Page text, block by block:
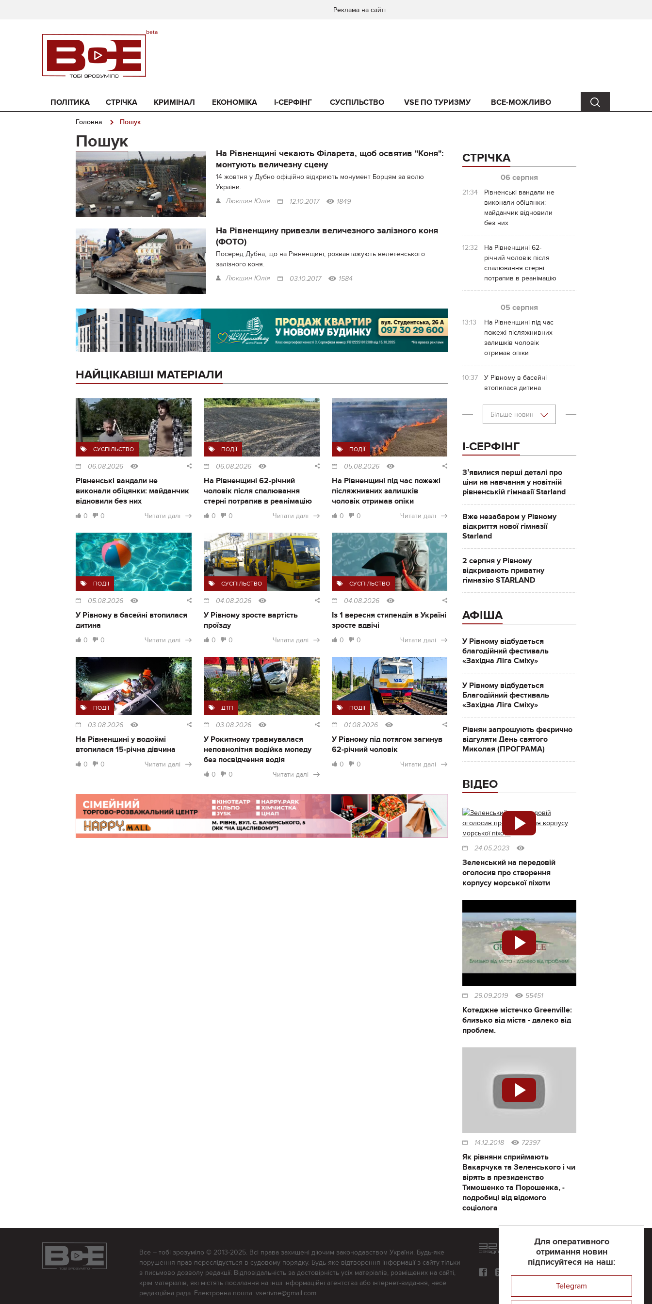
Реклама на сайті
ПОЛІТИКА СТРІЧКА КРИМІНАЛ ЕКОНОМІКА I-СЕРФІНГ СУСПІЛЬСТВО VSE ПО ТУРИЗМУ ВСЕ-МОЖЛИВО
Головна Пошук
Пошук
На Рівненщині чекають Філарета, щоб освятив "Коня":
монтують величезну сцену
14 жовтня у Дубно офіційно відкриють монумент Борцям за волю
України.
Люкшин Юлія 12.10.2017 1849
На Рівненщину привезли величезного залізного коня
(ФОТО)
Посеред Дубна, що на Рівненщині, розвантажують велетенського
залізного коня.
Люкшин Юлія 03.10.2017 1584
НАЙЦІКАВІШІ МАТЕРІАЛИ
СУСПІЛЬСТВО
06.08.2026
Рівненські вандали не
виконали обіцянки: майданчик
відновили без них
0 0 Читати далі
ПОДІЇ
06.08.2026
На Рівненщині 62-річний
чоловік після спалювання
стерні потрапив в реанімацію
0 0 Читати далі
ПОДІЇ
05.08.2026
На Рівненщині під час пожежі
післяжнивних залишків
чоловік отримав опіки
0 0 Читати далі
ПОДІЇ
05.08.2026
У Рівному в басейні втопилася
дитина
0 0 Читати далі
СУСПІЛЬСТВО
04.08.2026
У Рівному зросте вартість
проїзду
0 0 Читати далі
СУСПІЛЬСТВО
04.08.2026
Із 1 вересня стипендія в Україні
зросте вдвічі
0 0 Читати далі
ПОДІЇ
03.08.2026
На Рівненщині у водоймі
втопилася 15-річна дівчина
0 0 Читати далі
ДТП
03.08.2026
У Рокитному травмувалася
неповнолітня водійка мопеду
без посвідчення водія
0 0 Читати далі
ПОДІЇ
01.08.2026
У Рівному під потягом загинув
62-річний чоловік
0 0 Читати далі
СТРІЧКА
06 серпня
21:34
Рівненські вандали не
виконали обіцянки:
майданчик відновили
без них
12:32
На Рівненщині 62-
річний чоловік після
спалювання стерні
потрапив в реанімацію
05 серпня
13:13
На Рівненщині під час
пожежі післяжнивних
залишків чоловік
отримав опіки
10:37
У Рівному в басейні
втопилася дитина
Більше новин
І-СЕРФІНГ
Зʼявилися перші деталі про
ціни на навчання у новітній
рівненській гімназії Starland
Вже незабаром у Рівному
відкриття нової гімназії
Starland
2 серпня у Рівному
відкривають приватну
гімназію STARLAND
АФІША
У Рівному відбудеться
благодійний фестиваль
«Західна Ліга Сміху»
У Рівному відбудеться
Благодійний фестиваль
«Західна Ліга Сміху»
Рівнян запрошують феєрично
відгуляти День святого
Миколая (ПРОГРАМА)
ВІДЕО
24.05.2023
Зеленський на передовій
оголосив про створення
корпусу морської піхоти
29.09.2019 55451
Котеджне містечко Greenville:
близько від міста - далеко від
проблем.
14.12.2018 72397
Як рівняни сприймають
Вакарчука та Зеленського і чи
вірять в президенство
Тимошенко та Порошенка, -
подробиці від відомого
соціолога
Для оперативного
отримання новин
підписуйтеся на наш:
Telegram
Все – тобі зрозуміло © 2013-2025. Всі права захищені діючим законодавством України. Будь-яке
порушення прав переслідується в судовому порядку. Будь-яке відтворення інформації з сайту тільки
з письмово дозволу редакції. Відповідальність за достовірність усіх матеріалів, розміщених на сайті,
крім матеріалів, які містять посилання на інші інформаційні агентства або інтернет-видання, несе
редакційна рада. Електронна пошта: vserivne@gmail.com
Розроблений та підтримується
компанії 32х32